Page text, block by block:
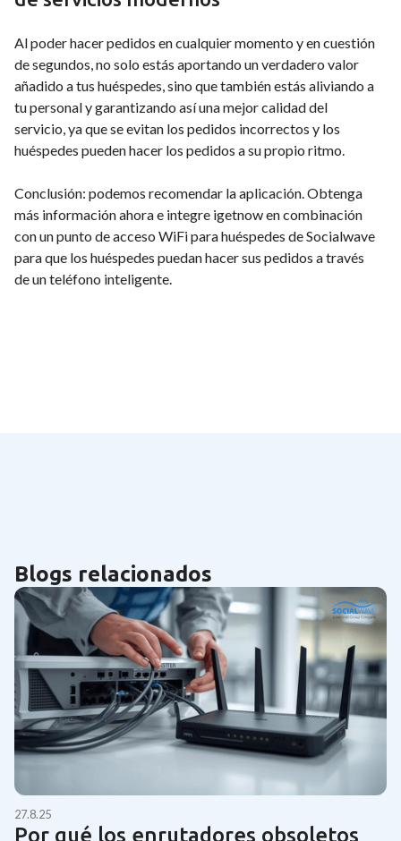
Al poder hacer pedidos en cualquier momento y en cuestión
de segundos, no solo estás aportando un verdadero valor
añadido a tus huéspedes, sino que también estás aliviando a
tu personal y garantizando así una mejor calidad del
servicio, ya que se evitan los pedidos incorrectos y los
huéspedes pueden hacer los pedidos a su propio ritmo.
Conclusión: podemos recomendar la aplicación. Obtenga
más información ahora e integre igetnow en combinación
con un punto de acceso WiFi para huéspedes de Socialwave
para que los huéspedes puedan hacer sus pedidos a través
de un teléfono inteligente.
Blogs relacionados
27.8.25
Por qué los enrutadores obsoletos